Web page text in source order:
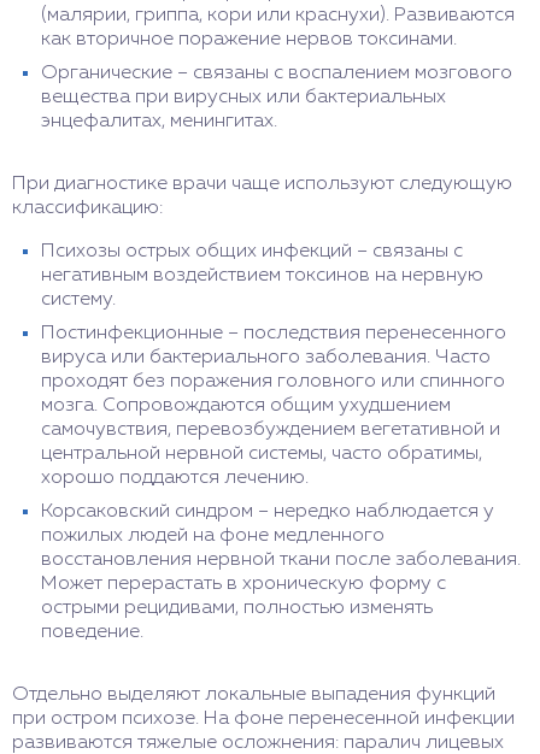
(малярии, гриппа, кори или краснухи). Развиваются
как вторичное поражение нервов токсинами.
Органические – связаны с воспалением мозгового
вещества при вирусных или бактериальных
энцефалитах, менингитах.
При диагностике врачи чаще используют следующую
классификацию:
Психозы острых общих инфекций – связаны с
негативным воздействием токсинов на нервную
систему.
Постинфекционные – последствия перенесенного
вируса или бактериального заболевания. Часто
проходят без поражения головного или спинного
мозга. Сопровождаются общим ухудшением
самочувствия, перевозбуждением вегетативной и
центральной нервной системы, часто обратимы,
хорошо поддаются лечению.
Корсаковский синдром – нередко наблюдается у
пожилых людей на фоне медленного
восстановления нервной ткани после заболевания.
Может перерастать в хроническую форму с
острыми рецидивами, полностью изменять
поведение.
Отдельно выделяют локальные выпадения функций
при остром психозе. На фоне перенесенной инфекции
развиваются тяжелые осложнения: паралич лицевых